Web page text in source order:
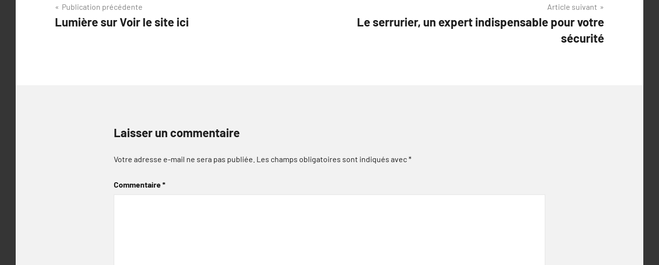
Navigation
de
Publication précédente
Lumière sur Voir le site ici
Article suivant
Le serrurier, un expert indispensable pour votre
sécurité
Laisser un commentaire
Votre adresse e-mail ne sera pas publiée. Les champs obligatoires sont indiqués avec*
Commentaire*